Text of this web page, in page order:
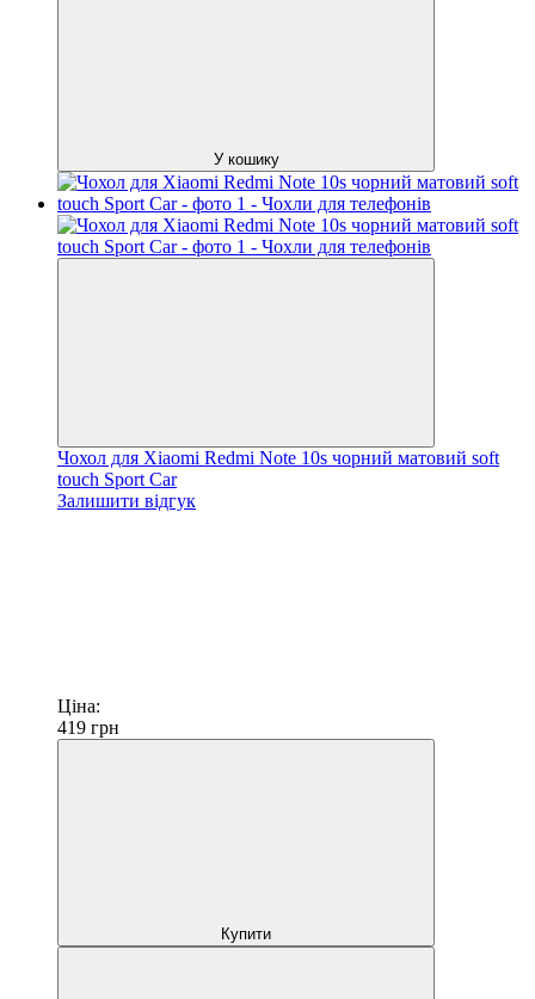
У кошику
Чохол для Xiaomi Redmi Note 10s чорний матовий soft
touch Sport Car
Залишити відгук
Ціна:
419 грн
Купити